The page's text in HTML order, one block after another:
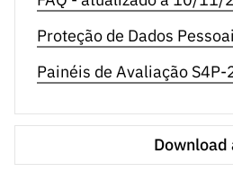
Proteção de Dados
Painéis de Avaliação S4P-
Download